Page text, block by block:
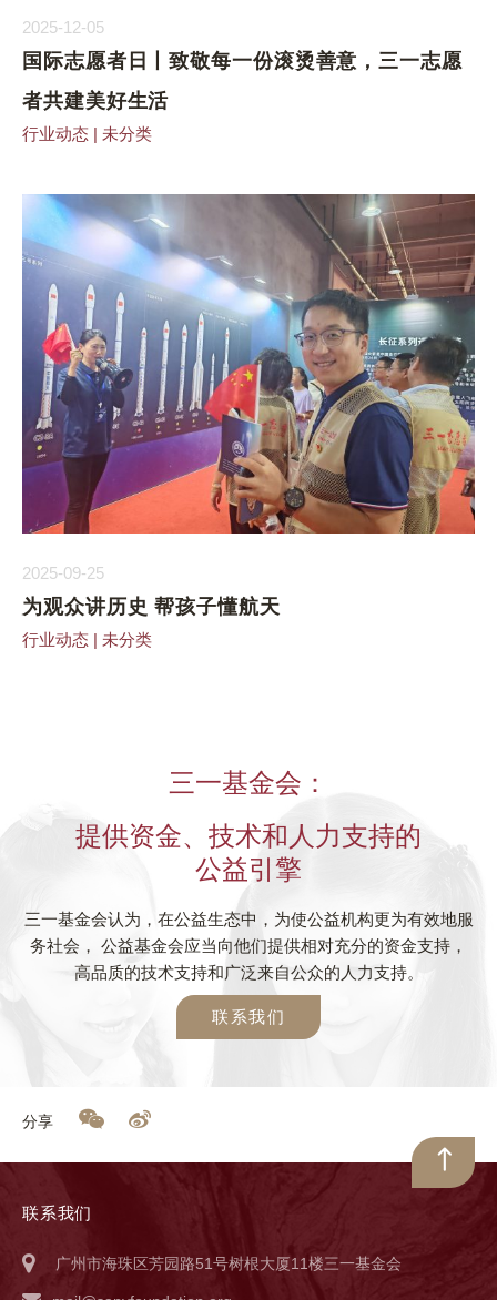
2025-12-05
国际志愿者日丨致敬每一份滚烫善意，三一志愿
者共建美好生活
行业动态 | 未分类
2025-09-25
为观众讲历史 帮孩子懂航天
行业动态 | 未分类
三一基金会：
提供资金、技术和人力支持的
公益引擎
三一基金会认为，在公益生态中，为使公益机构更为有效地服
务社会， 公益基金会应当向他们提供相对充分的资金支持，
高品质的技术支持和广泛来自公众的人力支持。
联系我们
分享
联系我们
广州市海珠区芳园路51号树根大厦11楼三一基金会